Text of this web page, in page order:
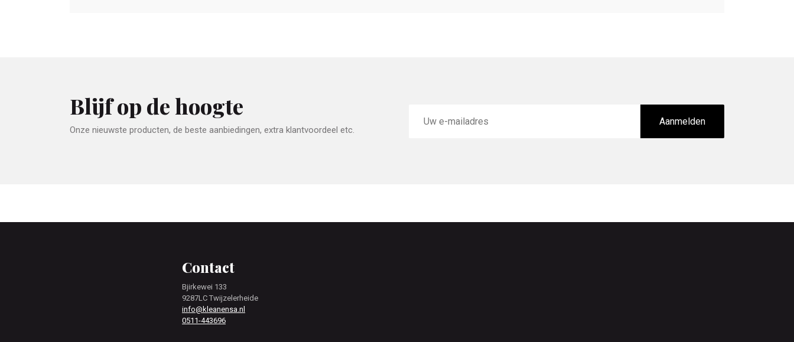
Blijf op de hoogte
Onze nieuwste producten, de beste aanbiedingen, extra klantvoordeel etc.
mailadres
Aanmelden
Contact
Bjirkewei 133
9287LC Twijzelerheide
info@kleanensa.nl
0511-443696